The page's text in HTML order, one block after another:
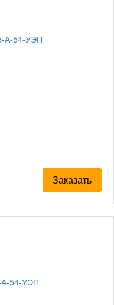
Заказать